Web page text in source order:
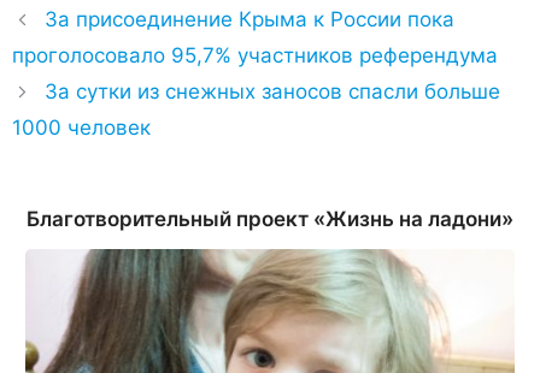
За присоединение Крыма к России пока
проголосовало 95,7% участников референдума
За сутки из снежных заносов спасли больше
1000 человек
Благотворительный проект «Жизнь на ладони»